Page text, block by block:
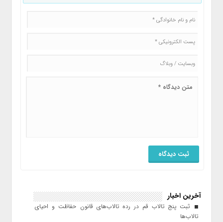
آخرین اخبار
ثبت پنج تالاب قم در رده تالاب‌های قانون حفاظت و احیای
تالاب‌ها